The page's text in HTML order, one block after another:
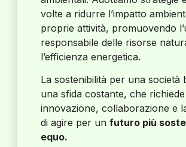
volte a ridurre l’impatto
proprie attività, promuovendo
responsabile delle risorse
l’efficienza energetica.
La sostenibilità per una società
una sfida costante, che richiede
innovazione, collaborazione e
di agire per un futuro più
equo.